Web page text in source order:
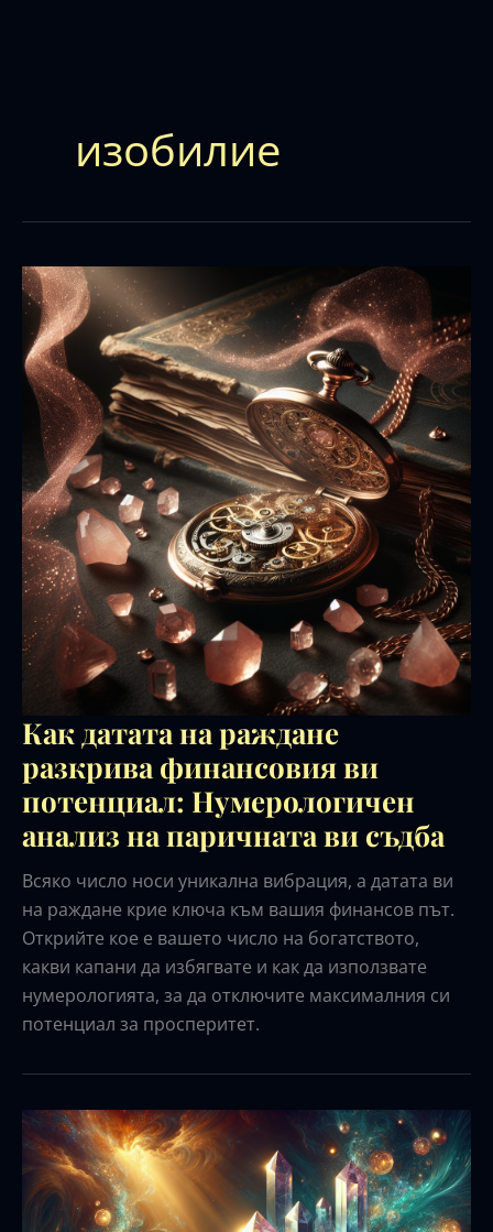
изобилие
Как датата на раждане
разкрива финансовия ви
потенциал: Нумерологичен
анализ на паричната ви съдба
Всяко число носи уникална вибрация, а датата ви
на раждане крие ключа към вашия финансов път.
Открийте кое е вашето число на богатството,
какви капани да избягвате и как да използвате
нумерологията, за да отключите максималния си
потенциал за просперитет.